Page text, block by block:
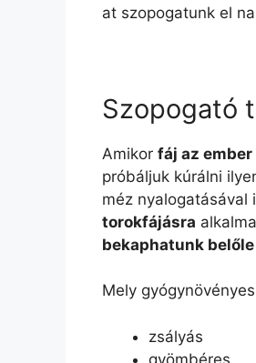
at szopogatunk el
Szopogató
Amikor fáj az
próbáljuk kúrálni
méz nyalogatásával
torokfájásra
bekaphatunk belőle
Mely
zsályás
gyömbéres